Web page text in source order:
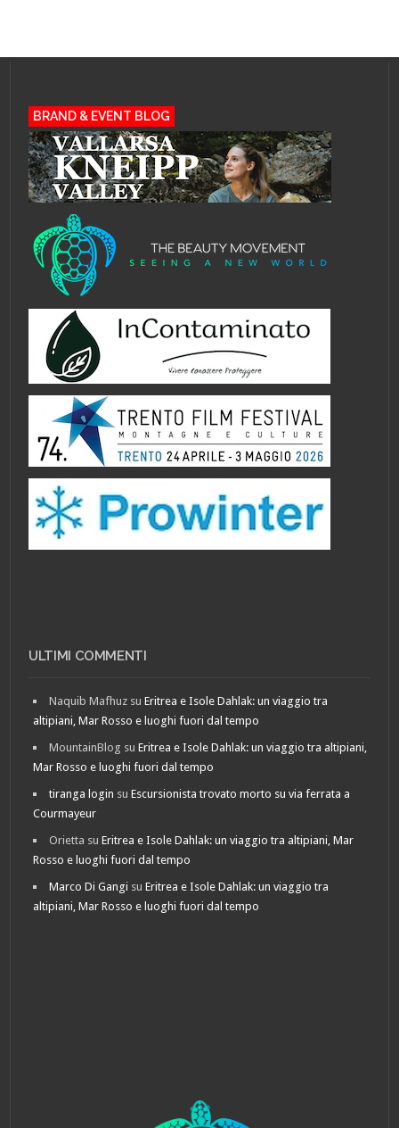
BRAND & EVENT BLOG
ULTIMI COMMENTI
Naquib Mafhuz suEritrea e Isole Dahlak: un viaggio tra
altipiani, Mar Rosso e luoghi fuori dal tempo
MountainBlog suEritrea e Isole Dahlak: un viaggio tra altipiani,
Mar Rosso e luoghi fuori dal tempo
tiranga login suEscursionista trovato morto su via ferrata a
Courmayeur
Orietta suEritrea e Isole Dahlak: un viaggio tra altipiani, Mar
Rosso e luoghi fuori dal tempo
Marco Di Gangi suEritrea e Isole Dahlak: un viaggio tra
altipiani, Mar Rosso e luoghi fuori dal tempo